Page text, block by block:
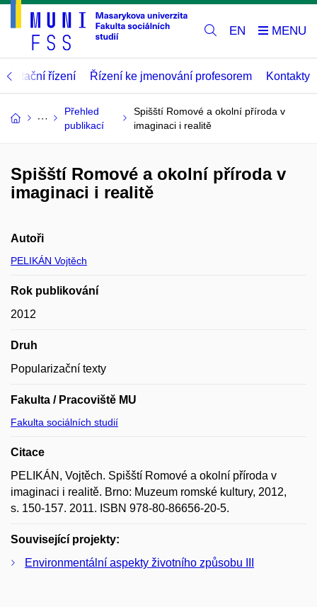
EN
řízení Řízení ke jmenování profesorem Kontakty
Přehled
publikací
Spišští Romové a okolní příroda v
imaginaci i realitě
Spišští Romové a okolní příroda v
imaginaci i realitě
Autoři
PELIKÁN Vojtěch
Rok publikování
2012
Druh
Popularizační texty
Fakulta / Pracoviště MU
Fakulta sociálních studií
Citace
PELIKÁN, Vojtěch. Spišští Romové a okolní příroda v
imaginaci i realitě. Brno: Muzeum romské kultury, 2012,
s. 150-157. 2011. ISBN 978-80-86656-20-5.
Související projekty:
Environmentální aspekty životního způsobu III